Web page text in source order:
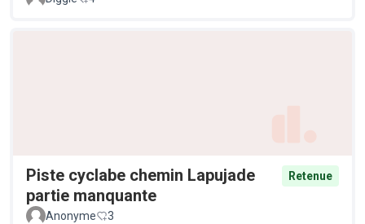
Piste cyclabe chemin Lapujade
partie manquante
Retenue
Anonyme 3